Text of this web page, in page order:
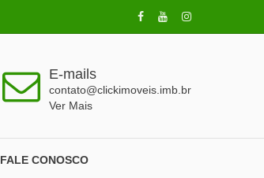
E-mails
contato@clickimoveis.imb.br
Ver Mais
FALE CONOSCO